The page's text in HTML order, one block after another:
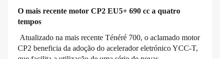
O mais recente motor CP2 EU5+ 690 cc a quatro
tempos
Atualizado na mais recente Ténéré 700, o aclamado motor
CP2 beneficia da adoção do acelerador eletrónico YCC-T,